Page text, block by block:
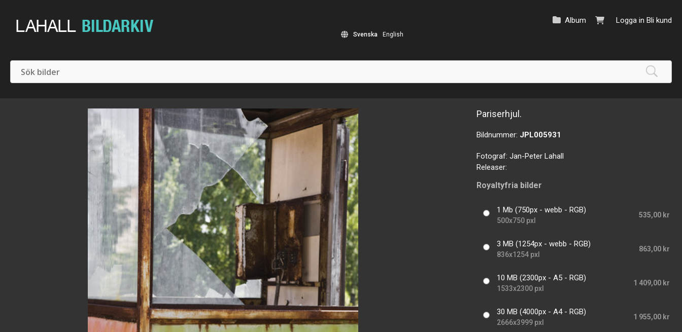
Logga in Bli kund
Album
Svenska English
Pariserhjul.
Bildnummer: JPL005931
Fotograf:Jan-Peter Lahall
Releaser:
Royaltyfria bilder
1 Mb (750px - webb - RGB)
500x750 pxl
535,00 kr
3 MB (1254px - webb - RGB)
836x1254 pxl
863,00 kr
10 MB (2300px - A5 - RGB)
1533x2300 pxl
1 409,00 kr
30 MB (4000px - A4 - RGB)
2666x3999 pxl
1 955,00 kr